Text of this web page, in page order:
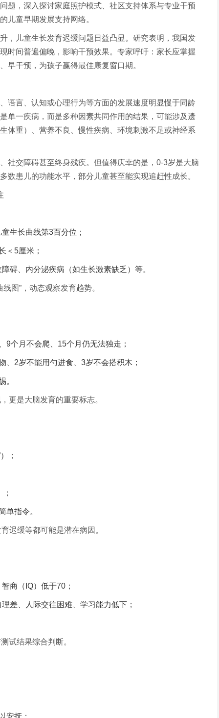
题，深入探讨家庭照护模式、社区支持体系与专业干预
儿童早期发展支持网络。
，儿童生长发育迟缓问题日益凸显。研究表明，我国发
时间普遍偏晚，影响干预效果。专家呼吁：家长应掌握
早干预，为孩子赢得最佳康复窗口期。
语言、认知或心理行为等方面的发展速度明显慢于同龄
单一疾病，而是多种因素共同作用的结果，可能涉及遗
体重）、营养不良、慢性疾病、环境刺激不足或神经系
社交障碍甚至终身残疾。但值得庆幸的是，0-3岁是大脑
数患儿的功能水平，部分儿童甚至能实现追赶性成长。
生长曲线第3百分位；
＜5厘米；
碍、内分泌疾病（如生长激素缺乏）等。
图”，动态观察发育趋势。
9个月不会爬、15个月仍无法独走；
、2岁不能用勺进食、3岁不会搭积木；
。
更是大脑发育的重要标志。
；
单指令。
迟缓等都可能是潜在病因。
商（IQ）低于70；
差、人际交往困难、学习能力低下；
试结果综合判断。
安抚；